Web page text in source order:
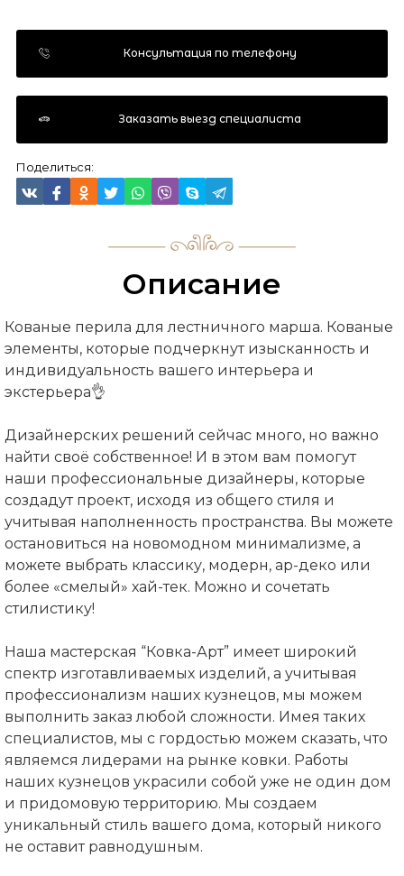
Консультация по телефону
Заказать выезд специалиста
Поделиться:
Описание
Кованые перила для лестничного марша. Кованые
элементы, которые подчеркнут изысканность и
индивидуальность вашего интерьера и
экстерьера👌
Дизайнерских решений сейчас много, но важно
найти своё собственное! И в этом вам помогут
наши профессиональные дизайнеры, которые
создадут проект, исходя из общего стиля и
учитывая наполненность пространства. Вы можете
остановиться на новомодном минимализме, а
можете выбрать классику, модерн, ар-деко или
более «смелый» хай-тек. Можно и сочетать
стилистику!
Наша мастерская “Ковка-Арт” имеет широкий
спектр изготавливаемых изделий, а учитывая
профессионализм наших кузнецов, мы можем
выполнить заказ любой сложности. Имея таких
специалистов, мы с гордостью можем сказать, что
являемся лидерами на рынке ковки. Работы
наших кузнецов украсили собой уже не один дом
и придомовую территорию. Мы создаем
уникальный стиль вашего дома, который никого
не оставит равнодушным.